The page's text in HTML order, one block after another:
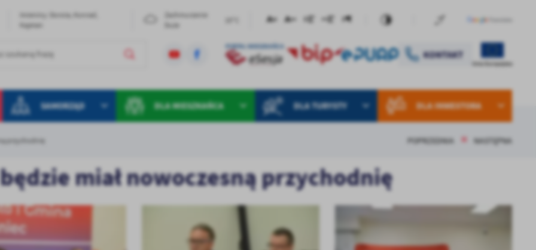
Imieniny: Dorota, Konrad,
Kajetan
SAMORZĄD DLA MIESZKAŃCA DLA TURYSTY DLA INWESTORA
przychodnię POPRZEDNIA NASTĘPNA
miał nowoczesną przychodnię